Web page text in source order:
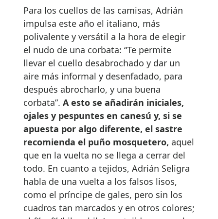
Para los cuellos de las camisas, Adrián
impulsa este año el italiano, más
polivalente y versátil a la hora de elegir
el nudo de una corbata: “Te permite
llevar el cuello desabrochado y dar un
aire más informal y desenfadado, para
después abrocharlo, y una buena
corbata”. A esto se añadirán iniciales,
ojales y pespuntes en canesú y, si se
apuesta por algo diferente, el sastre
recomienda el puño mosquetero, aquel
que en la vuelta no se llega a cerrar del
todo. En cuanto a tejidos, Adrián Seligra
habla de una vuelta a los falsos lisos,
como el príncipe de gales, pero sin los
cuadros tan marcados y en otros colores;